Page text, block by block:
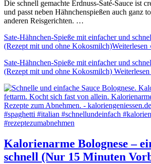
Die schnell gemachte Erdnuss-Saté-Sauce ist
und passt neben Hähnchenspießen auch ganz
anderen Reisgerichten. …
Sate-Hähnchen-Spieße mit einfacher und
(Rezept mit und ohne Kokosmilch)Weiterlesen
Sate-Hähnchen-Spieße mit einfacher und
(Rezept mit und ohne Kokosmilch) Weiterlesen
Kalorienarme Bolognese –
schnell (Nur 15 Minuten